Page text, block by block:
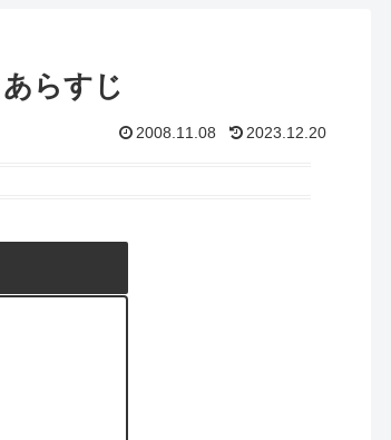
らすじ
2008.11.08 2023.12.20